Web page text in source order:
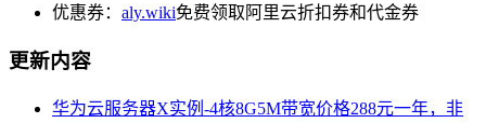
优惠券： aly.wiki免费领取阿里云折扣券和代金券
更新内容
华为云服务器X实例-4核8G5M带宽价格288元一年，非